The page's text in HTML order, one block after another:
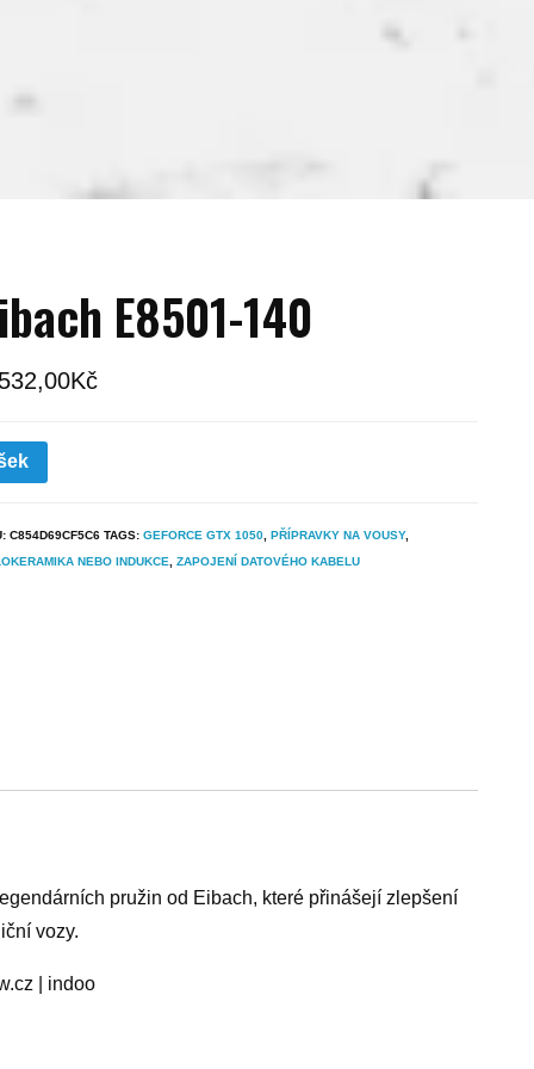
E8501-140
Kč
C854D69CF5C6 TAGS: GEFORCE GTX 1050, PŘÍPRAVKY NA VOUSY,
NEBO INDUKCE, ZAPOJENÍ DATOVÉHO KABELU
pružin od Eibach, které přinášejí zlepšení
vozy.
| indoo